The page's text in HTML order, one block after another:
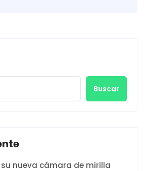
Buscar
nueva cámara de mirilla